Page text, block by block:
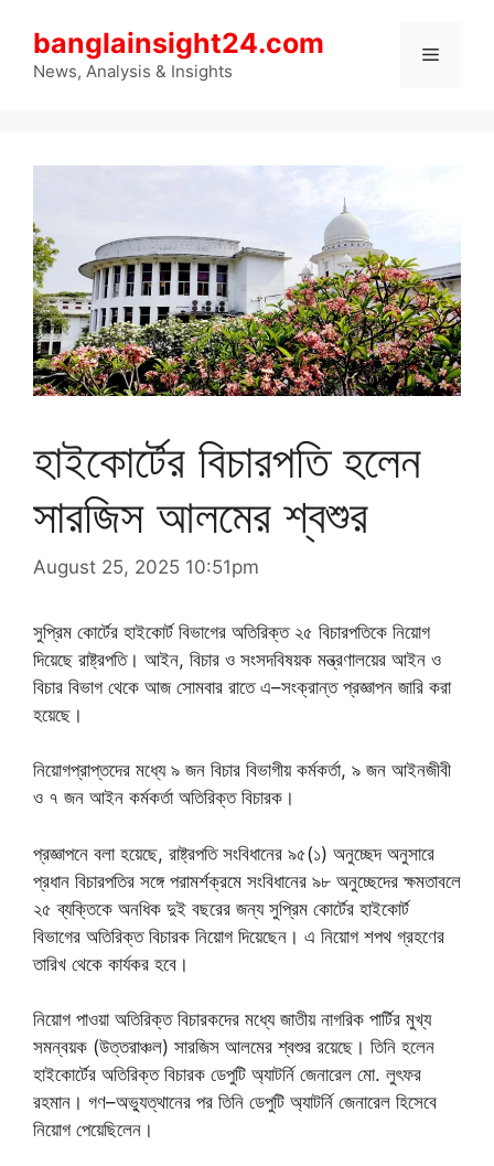
content
banglainsight24.com
News, Analysis & Insights
Menu
হাইকোর্টের বিচারপতি হলেন
সারজিস আলমের শ্বশুর
August 25, 2025 10:51pm
সুপ্রিম কোর্টের হাইকোর্ট বিভাগের অতিরিক্ত ২৫ বিচারপতিকে নিয়োগ
দিয়েছে রাষ্ট্রপতি। আইন, বিচার ও সংসদবিষয়ক মন্ত্রণালয়ের আইন ও
বিচার বিভাগ থেকে আজ সোমবার রাতে এ–সংক্রান্ত প্রজ্ঞাপন জারি করা
হয়েছে।
নিয়োগপ্রাপ্তদের মধ্যে ৯ জন বিচার বিভাগীয় কর্মকর্তা, ৯ জন আইনজীবী
ও ৭ জন আইন কর্মকর্তা অতিরিক্ত বিচারক।
প্রজ্ঞাপনে বলা হয়েছে, রাষ্ট্রপতি সংবিধানের ৯৫(১) অনুচ্ছেদ অনুসারে
প্রধান বিচারপতির সঙ্গে পরামর্শক্রমে সংবিধানের ৯৮ অনুচ্ছেদের ক্ষমতাবলে
২৫ ব্যক্তিকে অনধিক দুই বছরের জন্য সুপ্রিম কোর্টের হাইকোর্ট
বিভাগের অতিরিক্ত বিচারক নিয়োগ দিয়েছেন। এ নিয়োগ শপথ গ্রহণের
তারিখ থেকে কার্যকর হবে।
নিয়োগ পাওয়া অতিরিক্ত বিচারকদের মধ্যে জাতীয় নাগরিক পার্টির মুখ্য
সমন্বয়ক (উত্তরাঞ্চল) সারজিস আলমের শ্বশুর রয়েছে। তিনি হলেন
হাইকোর্টের অতিরিক্ত বিচারক ডেপুটি অ্যাটর্নি জেনারেল মো. লুৎফর
রহমান। গণ–অভ্যুত্থানের পর তিনি ডেপুটি অ্যাটর্নি জেনারেল হিসেবে
নিয়োগ পেয়েছিলেন।